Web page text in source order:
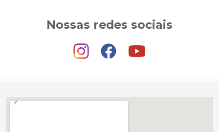
Nossas redes sociais